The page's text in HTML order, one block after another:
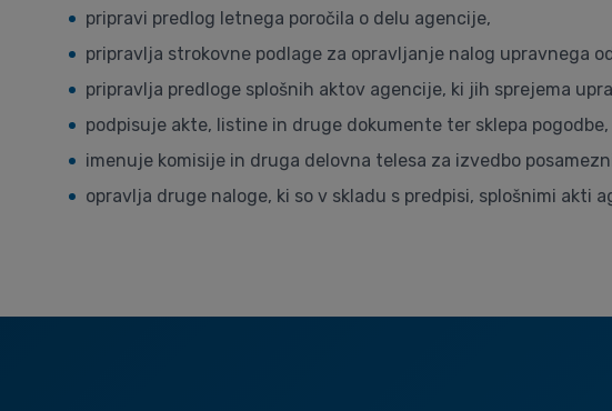
pripravi predlog letnega poročila o delu agencije,
pripravlja strokovne podlage za opravljanje nalog upravnega
pripravlja predloge splošnih aktov agencije, ki jih sprejema
podpisuje akte, listine in druge dokumente ter sklepa
imenuje komisije in druga delovna telesa za izvedbo
opravlja druge naloge, ki so v skladu s predpisi, splošnimi